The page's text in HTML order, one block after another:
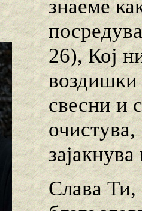
знаеме
26), Кој
воздишки
свесни и
Слава Ти,